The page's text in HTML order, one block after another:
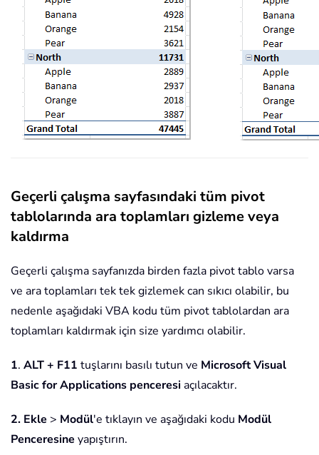
Geçerli çalışma sayfasındaki tüm pivot
tablolarında ara toplamları gizleme veya
kaldırma
Geçerli çalışma sayfanızda birden fazla pivot tablo varsa
ve ara toplamları tek tek gizlemek can sıkıcı olabilir, bu
nedenle aşağıdaki VBA kodu tüm pivot tablolardan ara
toplamları kaldırmak için size yardımcı olabilir.
1. ALT + F11 tuşlarını basılı tutun ve Microsoft Visual
Basic for Applications penceresi açılacaktır.
2. Ekle > Modül'e tıklayın ve aşağıdaki kodu Modül
Penceresine yapıştırın.